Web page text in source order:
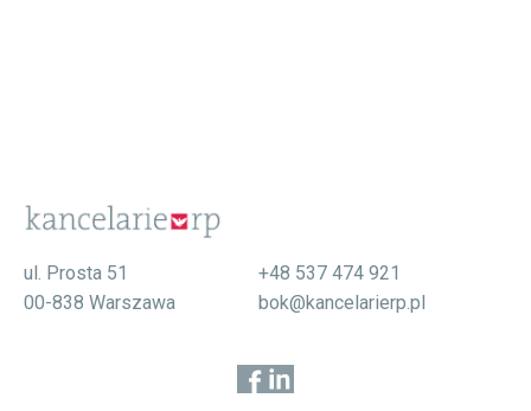
ul. Prosta 51
00-838 Warszawa
+48 537 474 921
bok@kancelarierp.pl